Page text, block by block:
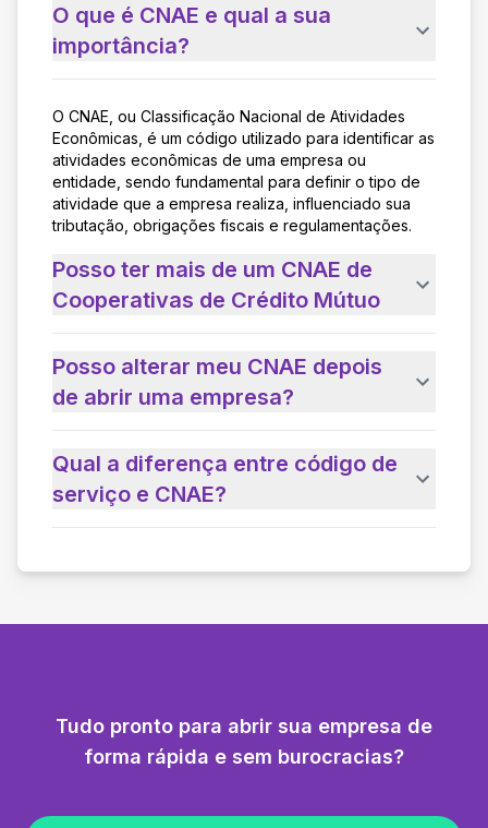
O que é CNAE e qual a sua
importância?
O CNAE, ou Classificação Nacional de Atividades
Econômicas, é um código utilizado para identificar as
atividades econômicas de uma empresa ou
entidade, sendo fundamental para definir o tipo de
atividade que a empresa realiza, influenciado sua
tributação, obrigações fiscais e regulamentações.
Posso ter mais de um CNAE de
Cooperativas de Crédito Mútuo
Posso alterar meu CNAE depois
de abrir uma empresa?
Qual a diferença entre código de
serviço e CNAE?
Tudo pronto para abrir sua empresa de
forma rápida e sem burocracias?